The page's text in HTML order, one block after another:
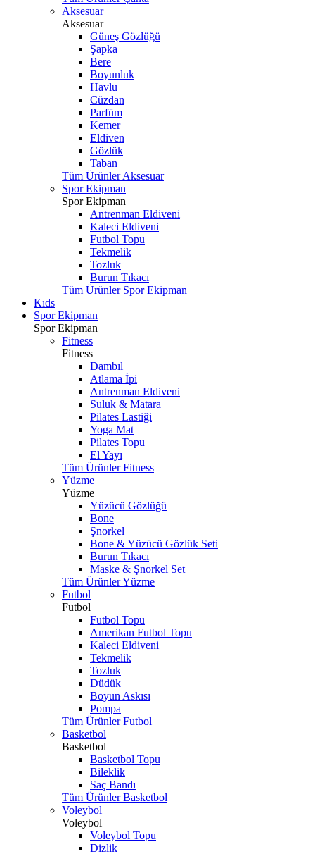
Aksesuar
Aksesuar
Güneş Gözlüğü
Şapka
Bere
Boyunluk
Havlu
Cüzdan
Parfüm
Kemer
Eldiven
Gözlük
Taban
Tüm Ürünler Aksesuar
Spor Ekipman
Spor Ekipman
Antrenman Eldiveni
Kaleci Eldiveni
Futbol Topu
Tekmelik
Tozluk
Burun Tıkacı
Tüm Ürünler Spor Ekipman
Kıds
Spor Ekipman
Spor Ekipman
Fitness
Fitness
Dambıl
Atlama İpi
Antrenman Eldiveni
Suluk & Matara
Pilates Lastiği
Yoga Mat
Pilates Topu
El Yayı
Tüm Ürünler Fitness
Yüzme
Yüzme
Yüzücü Gözlüğü
Bone
Şnorkel
Bone & Yüzücü Gözlük Seti
Burun Tıkacı
Maske & Şnorkel Set
Tüm Ürünler Yüzme
Futbol
Futbol
Futbol Topu
Amerikan Futbol Topu
Kaleci Eldiveni
Tekmelik
Tozluk
Düdük
Boyun Askısı
Pompa
Tüm Ürünler Futbol
Basketbol
Basketbol
Basketbol Topu
Bileklik
Saç Bandı
Tüm Ürünler Basketbol
Voleybol
Voleybol
Voleybol Topu
Dizlik